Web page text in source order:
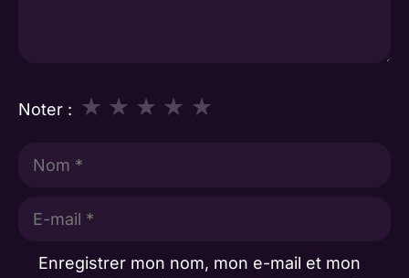
Noter : ★
★
★
★
★
Nom
E-
Enregistrer mon nom, mon e-mail et mon